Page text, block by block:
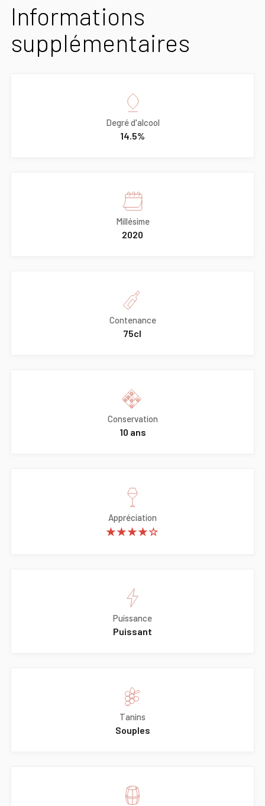
Informations
supplémentaires
Degré d'alcool
14.5%
Millésime
2020
Contenance
75cl
Conservation
10 ans
Appréciation
★★★★☆
Puissance
Puissant
Tanins
Souples